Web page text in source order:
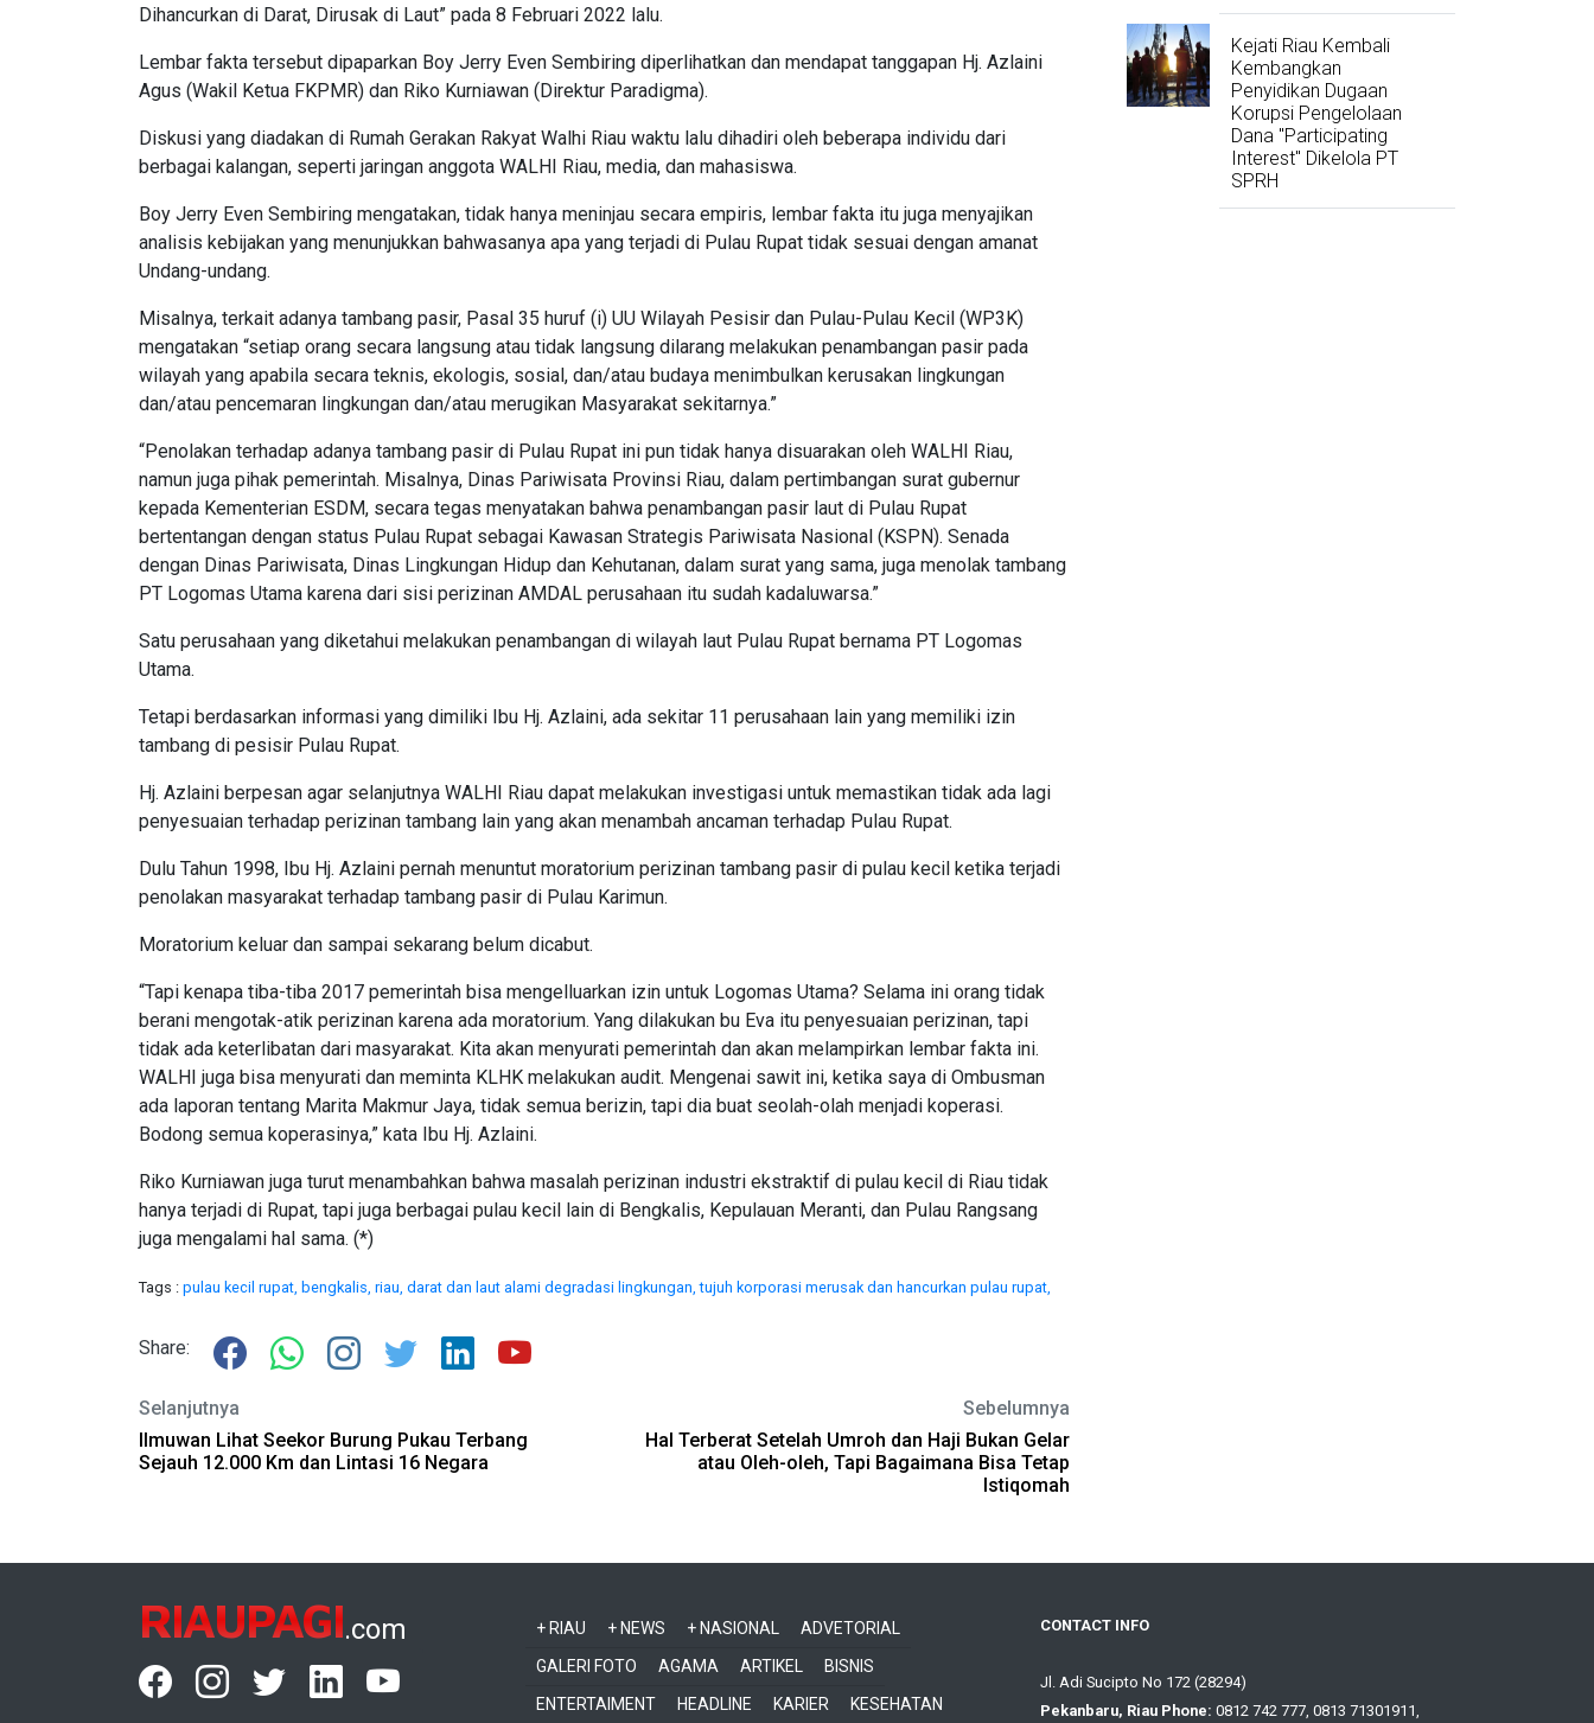
Dihancurkan di Darat, Dirusak di Laut” pada 8 Februari 2022 lalu.
Lembar fakta tersebut dipaparkan Boy Jerry Even Sembiring diperlihatkan dan mendapat tanggapan Hj. Azlaini
Agus (Wakil Ketua FKPMR) dan Riko Kurniawan (Direktur Paradigma).
Diskusi yang diadakan di Rumah Gerakan Rakyat Walhi Riau waktu lalu dihadiri oleh beberapa individu dari
berbagai kalangan, seperti jaringan anggota WALHI Riau, media, dan mahasiswa.
Boy Jerry Even Sembiring mengatakan, tidak hanya meninjau secara empiris, lembar fakta itu juga menyajikan
analisis kebijakan yang menunjukkan bahwasanya apa yang terjadi di Pulau Rupat tidak sesuai dengan amanat
Undang-undang.
Misalnya, terkait adanya tambang pasir, Pasal 35 huruf (i) UU Wilayah Pesisir dan Pulau-Pulau Kecil (WP3K)
mengatakan “setiap orang secara langsung atau tidak langsung dilarang melakukan penambangan pasir pada
wilayah yang apabila secara teknis, ekologis, sosial, dan/atau budaya menimbulkan kerusakan lingkungan
dan/atau pencemaran lingkungan dan/atau merugikan Masyarakat sekitarnya.”
“Penolakan terhadap adanya tambang pasir di Pulau Rupat ini pun tidak hanya disuarakan oleh WALHI Riau,
namun juga pihak pemerintah. Misalnya, Dinas Pariwisata Provinsi Riau, dalam pertimbangan surat gubernur
kepada Kementerian ESDM, secara tegas menyatakan bahwa penambangan pasir laut di Pulau Rupat
bertentangan dengan status Pulau Rupat sebagai Kawasan Strategis Pariwisata Nasional (KSPN). Senada
dengan Dinas Pariwisata, Dinas Lingkungan Hidup dan Kehutanan, dalam surat yang sama, juga menolak tambang
PT Logomas Utama karena dari sisi perizinan AMDAL perusahaan itu sudah kadaluwarsa.”
Satu perusahaan yang diketahui melakukan penambangan di wilayah laut Pulau Rupat bernama PT Logomas
Utama.
Tetapi berdasarkan informasi yang dimiliki Ibu Hj. Azlaini, ada sekitar 11 perusahaan lain yang memiliki izin
tambang di pesisir Pulau Rupat.
Hj. Azlaini berpesan agar selanjutnya WALHI Riau dapat melakukan investigasi untuk memastikan tidak ada lagi
penyesuaian terhadap perizinan tambang lain yang akan menambah ancaman terhadap Pulau Rupat.
Dulu Tahun 1998, Ibu Hj. Azlaini pernah menuntut moratorium perizinan tambang pasir di pulau kecil ketika terjadi
penolakan masyarakat terhadap tambang pasir di Pulau Karimun.
Moratorium keluar dan sampai sekarang belum dicabut.
“Tapi kenapa tiba-tiba 2017 pemerintah bisa mengelluarkan izin untuk Logomas Utama? Selama ini orang tidak
berani mengotak-atik perizinan karena ada moratorium. Yang dilakukan bu Eva itu penyesuaian perizinan, tapi
tidak ada keterlibatan dari masyarakat. Kita akan menyurati pemerintah dan akan melampirkan lembar fakta ini.
WALHI juga bisa menyurati dan meminta KLHK melakukan audit. Mengenai sawit ini, ketika saya di Ombusman
ada laporan tentang Marita Makmur Jaya, tidak semua berizin, tapi dia buat seolah-olah menjadi koperasi.
Bodong semua koperasinya,” kata Ibu Hj. Azlaini.
Riko Kurniawan juga turut menambahkan bahwa masalah perizinan industri ekstraktif di pulau kecil di Riau tidak
hanya terjadi di Rupat, tapi juga berbagai pulau kecil lain di Bengkalis, Kepulauan Meranti, dan Pulau Rangsang
juga mengalami hal sama. (*)
Tags : pulau kecil rupat, bengkalis, riau, darat dan laut alami degradasi lingkungan,tujuh korporasi merusak dan hancurkan pulau rupat,
Share:
Selanjutnya
Ilmuwan Lihat Seekor Burung Pukau Terbang
Sejauh 12.000 Km dan Lintasi 16 Negara
Sebelumnya
Hal Terberat Setelah Umroh dan Haji Bukan Gelar
atau Oleh-oleh, Tapi Bagaimana Bisa Tetap
Istiqomah
Kejati Riau Kembali
Kembangkan
Penyidikan Dugaan
Korupsi Pengelolaan
Dana "Participating
Interest" Dikelola PT
SPRH
RIAUPAGI.com + RIAU + NEWS + NASIONAL
ADVETORIAL
GALERI FOTO
AGAMA ARTIKEL
BISNIS
ENTERTAIMENT
HEADLINE KARIER KESEHATAN
CONTACT INFO
Jl. Adi Sucipto No 172 (28294)
Pekanbaru, Riau Phone: 0812 742 777, 0813 71301911,